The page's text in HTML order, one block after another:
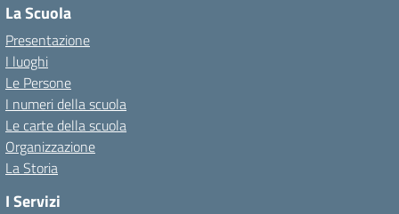
La Scuola
Presentazione
I luoghi
Le Persone
I numeri della scuola
Le carte della scuola
Organizzazione
La Storia
I Servizi